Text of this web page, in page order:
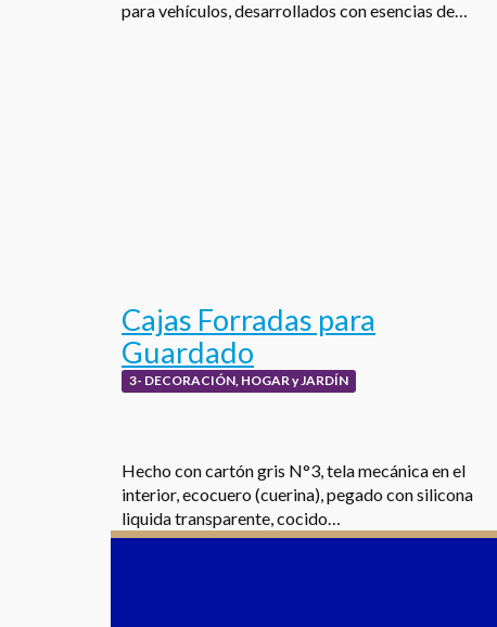
para vehículos, desarrollados con esencias de…
Cajas Forradas para
Guardado
3- DECORACIÓN, HOGAR y JARDÍN
Hecho con cartón gris N°3, tela mecánica en el
interior, ecocuero (cuerina), pegado con silicona
liquida transparente, cocido…